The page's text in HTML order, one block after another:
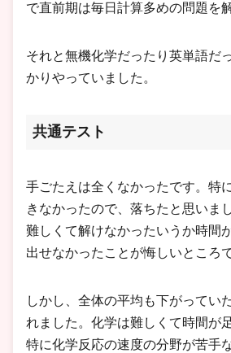
で直前期は毎日計算多めの問題を
それと無機化学だったり英単語だ
かりやっていました。
共通テスト
手ごたえは全くなかったです。特
きなかったので、落ちたと思いま
難しくて解けなかったいうか時間
出せなかったことが悔しいところで
しかし、全体の平均も下がってい
れました。化学は難しくて時間が
特に化学反応の速度の分野が苦手